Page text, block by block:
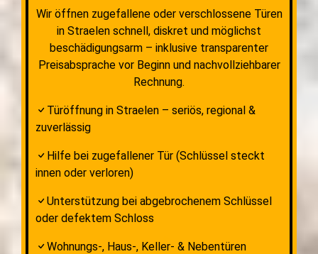
Wir öffnen zugefallene oder verschlossene Türen
in Straelen schnell, diskret und möglichst
beschädigungsarm – inklusive transparenter
Preisabsprache vor Beginn und nachvollziehbarer
Rechnung.
Türöffnung in Straelen – seriös, regional &
zuverlässig
Hilfe bei zugefallener Tür (Schlüssel steckt
innen oder verloren)
Unterstützung bei abgebrochenem Schlüssel
oder defektem Schloss
Wohnungs-, Haus-, Keller- & Nebentüren